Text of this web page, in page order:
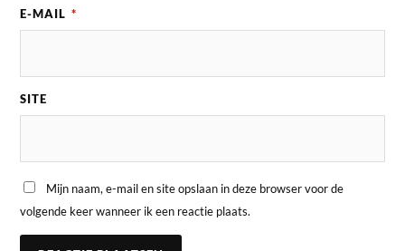
E-MAIL *
SITE
Mijn naam, e-mail en site opslaan in deze browser voor de
volgende keer wanneer ik een reactie plaats.